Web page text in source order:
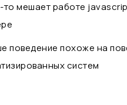
то мешает работе
поведение похоже на
систем